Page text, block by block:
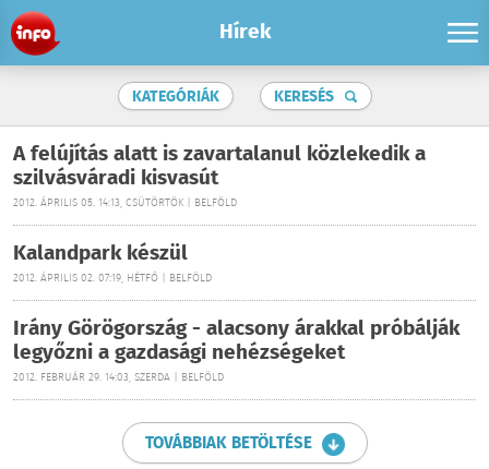
Hírek
KATEGÓRIÁK KERESÉS
A felújítás alatt is zavartalanul közlekedik a
szilvásváradi kisvasút
2012. ÁPRILIS 05. 14:13, CSÜTÖRTÖK | BELFÖLD
Kalandpark készül
2012. ÁPRILIS 02. 07:19, HÉTFŐ | BELFÖLD
Irány Görögország - alacsony árakkal próbálják
legyőzni a gazdasági nehézségeket
2012. FEBRUÁR 29. 14:03, SZERDA | BELFÖLD
TOVÁBBIAK BETÖLTÉSE